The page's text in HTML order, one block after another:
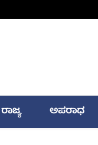
ರಾಜ್ಯ ಅಪರಾಧ